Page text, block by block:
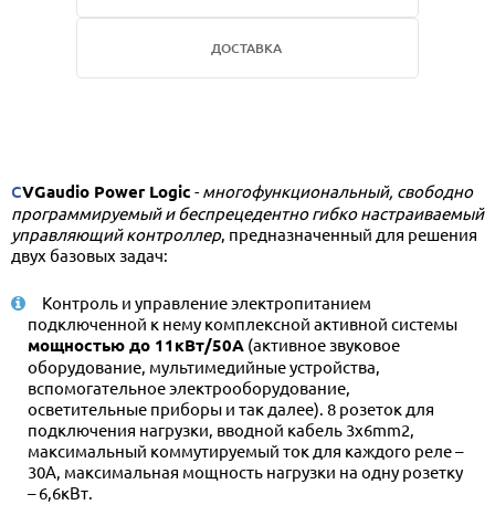
ДОСТАВКА
CVGaudio Power Logic -многофункциональный, свободно
программируемый и беспрецедентно гибко настраиваемый
управляющий контроллер, предназначенный для решения
двух базовых задач:
Контроль и управление электропитанием
подключенной к нему комплексной активной системы
мощностью до 11кВт/50A (активное звуковое
оборудование, мультимедийные устройства,
вспомогательное электрооборудование,
осветительные приборы и так далее). 8 розеток для
подключения нагрузки, вводной кабель 3х6mm2,
максимальный коммутируемый ток для каждого реле –
30A, максимальная мощность нагрузки на одну розетку
– 6,6кВт.